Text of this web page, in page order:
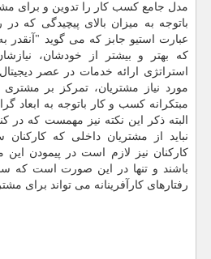
مدل جامع کسب کار را تدوین و برای
باتوجه به میزان بالای پیچیدگی که در
عبارت استیو جابز که می‏ گوید "آنقدر
که بهتر و بیشتر از خودشان،
استراتژی ارائه خدمات در عصر
مورد نیاز مشتریان، تمرکز بر مشتری
مبتکرانه کسب و کار باتوجه به ابعاد
البته ذکر این نکته نیز مهمست که در
نباید از مشتریان داخلی که
کارکنان نیز لازم است در پیمودن این
باشند و تنها در این صورت است که
رفتارهای کارآفرینانه می تواند برای